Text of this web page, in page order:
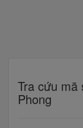
Tra cứu mã
Phong